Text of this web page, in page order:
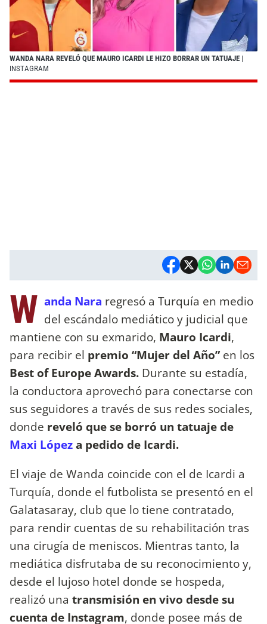
WANDA NARA REVELÓ QUE MAURO ICARDI LE HIZO BORRAR UN TATUAJE |
INSTAGRAM
W anda Nara regresó a Turquía en medio
del escándalo mediático y judicial que
mantiene con su exmarido, Mauro Icardi,
para recibir el premio “Mujer del Año”en los
Best of Europe Awards. Durante su estadía,
la conductora aprovechó para conectarse con
sus seguidores a través de sus redes sociales,
donde reveló que se borró un tatuaje de
Maxi Lópeza pedido de Icardi.
El viaje de Wanda coincide con el de Icardi a
Turquía, donde el futbolista se presentó en el
Galatasaray, club que lo tiene contratado,
para rendir cuentas de su rehabilitación tras
una cirugía de meniscos. Mientras tanto, la
mediática disfrutaba de su reconocimiento y,
desde el lujoso hotel donde se hospeda,
realizó una transmisión en vivo desde su
cuenta de Instagram, donde posee más de